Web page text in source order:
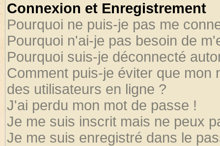
Connexion et Enregistrement
Pourquoi ne puis-je pas me
Pourquoi n'ai-je pas besoin de
Pourquoi suis-je déconnecté
Comment puis-je éviter que mon
des utilisateurs en ligne ?
J'ai perdu mon mot de passe !
Je me suis inscrit mais ne peux
Je me suis enregistré dans le